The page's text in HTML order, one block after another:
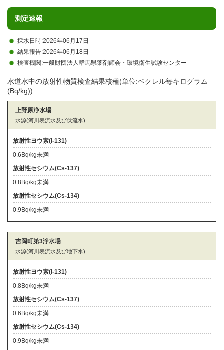
測定速報
採水日時:2026年06月17日
結果報告:2026年06月18日
検査機関:一般財団法人群馬県薬剤師会・環境衛生試験センター
水道水中の放射性物質検査結果核種(単位:ベクレル毎キログラム
(Bq/kg))
上野原浄水場
水源(河川表流水及び伏流水)
放射性ヨウ素(I-131)
0.6Bq/kg未満
放射性セシウム(Cs-137)
0.8Bq/kg未満
放射性セシウム(Cs-134)
0.9Bq/kg未満
吉岡町第3浄水場
水源(河川表流水及び地下水)
放射性ヨウ素(I-131)
0.8Bq/kg未満
放射性セシウム(Cs-137)
0.6Bq/kg未満
放射性セシウム(Cs-134)
0.9Bq/kg未満